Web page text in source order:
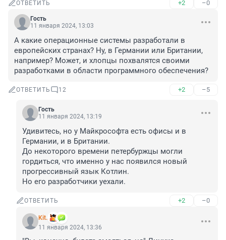
ОТВЕТИТЬ +2 –0
Гость
11 января 2024, 13:03
А какие операционные системы разработали в
европейских странах? Ну, в Германии или Британии,
например? Может, и хлопцы похвалятся своими
разработками в области программного обеспечения?
ОТВЕТИТЬ 12 +2 –5
Гость
11 января 2024, 13:19
Удивитесь, но у Майкрософта есть офисы и в
Германии, и в Британии.
До некоторого времени петербуржцы могли
гордиться, что именно у нас появился новый
прогрессивный язык Котлин.
Но его разработчики уехали.
ОТВЕТИТЬ +2 –0
Kit.
11 января 2024, 13:36